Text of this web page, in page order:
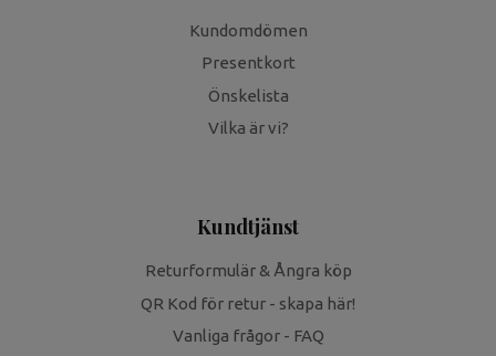
Kundomdömen
Presentkort
Önskelista
Vilka är vi?
Kundtjänst
Returformulär & Ångra köp
QR Kod för retur - skapa här!
Vanliga frågor - FAQ